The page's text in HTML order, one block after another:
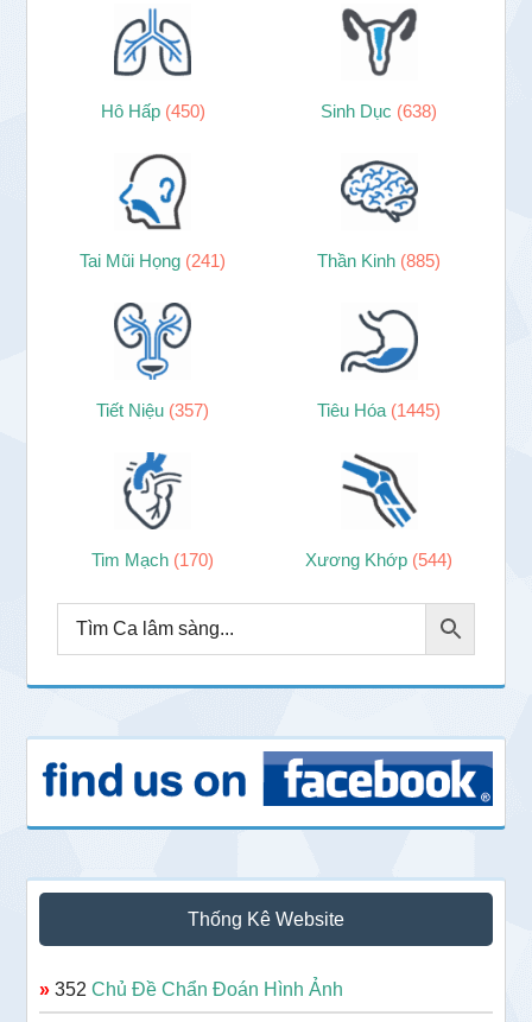
Hô Hấp (450) Sinh Dục (638)
Tai Mũi Họng (241) Thần Kinh (885)
Tiết Niệu (357) Tiêu Hóa (1445)
Tim Mạch (170) Xương Khớp (544)
Thống Kê Website
» 352Chủ Đề Chẩn Đoán Hình Ảnh